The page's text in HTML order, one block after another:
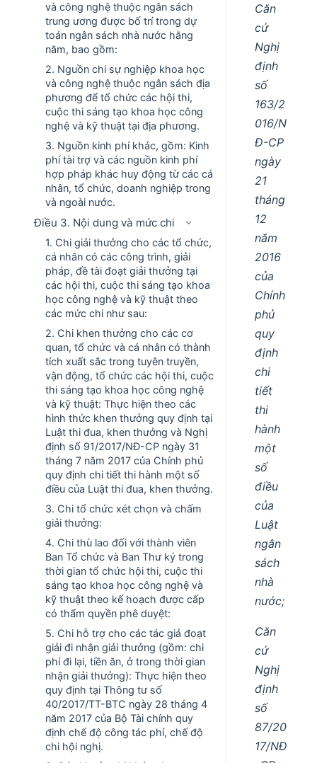
và công nghệ thuộc ngân sách
trung ương được bố trí trong dự
toán ngân sách nhà nước hằng
năm, bao gồm:
2. Nguồn chi sự nghiệp khoa học
và công nghệ thuộc ngân sách địa
phương để tổ chức các hội thi,
cuộc thi sáng tạo khoa học công
nghệ và kỹ thuật tại địa phương.
3. Nguồn kinh phí khác, gồm: Kinh
phí tài trợ và các nguồn kinh phí
hợp pháp khác huy động từ các cá
nhân, tổ chức, doanh nghiệp trong
và ngoài nước.
Điều 3. Nội dung và mức chi
1. Chi giải thưởng cho các tổ chức,
cá nhân có các công trình, giải
pháp, đề tài đoạt giải thưởng tại
các hội thi, cuộc thi sáng tạo khoa
học công nghệ và kỹ thuật theo
các mức chi như sau:
2. Chi khen thưởng cho các cơ
quan, tổ chức và cá nhân có thành
tích xuất sắc trong tuyên truyền,
vận động, tổ chức các hội thi, cuộc
thi sáng tạo khoa học công nghệ
và kỹ thuật: Thực hiện theo các
hình thức khen thưởng quy định tại
Luật thi đua, khen thưởng và Nghị
định số 91/2017/NĐ-CP ngày 31
tháng 7 năm 2017 của Chính phủ
quy định chi tiết thi hành một số
điều của Luật thi đua, khen thưởng.
3. Chi tổ chức xét chọn và chấm
giải thưởng:
4. Chi thù lao đối với thành viên
Ban Tổ chức và Ban Thư ký trong
thời gian tổ chức hội thi, cuộc thi
sáng tạo khoa học công nghệ và
kỹ thuật theo kế hoạch được cấp
có thẩm quyền phê duyệt:
5. Chi hỗ trợ cho các tác giả đoạt
giải đi nhận giải thưởng (gồm: chi
phí đi lại, tiền ăn, ở trong thời gian
nhận giải thưởng): Thực hiện theo
quy định tại Thông tư số
40/2017/TT-BTC ngày 28 tháng 4
năm 2017 của Bộ Tài chính quy
định chế độ công tác phí, chế độ
chi hội nghị.
Căn
cứ
Nghị
định
số
163/2
016/N
Đ-CP
ngày
21
tháng
12
năm
2016
của
Chính
phủ
quy
định
chi
tiết
thi
hành
một
số
điều
của
Luật
ngân
sách
nhà
nước;
Căn
cứ
Nghị
định
số
87/20
17/NĐ